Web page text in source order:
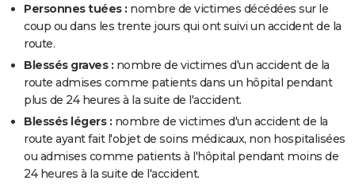
Personnes tuées : nombre de victimes décédées sur le
coup ou dans les trente jours qui ont suivi un accident de la
route.
Blessés graves : nombre de victimes d'un accident de la
route admises comme patients dans un hôpital pendant
plus de 24 heures à la suite de l'accident.
Blessés légers : nombre de victimes d'un accident de la
route ayant fait l'objet de soins médicaux, non hospitalisées
ou admises comme patients à l'hôpital pendant moins de
24 heures à la suite de l'accident.